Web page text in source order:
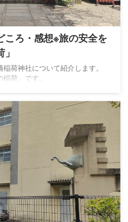
ころ・感想※旅の安全を
荷神社について紹介します。
荷」です。